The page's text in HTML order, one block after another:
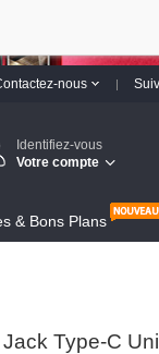
nous
Identifiez-vous
Votre compte
& Bons Plans
Type-C